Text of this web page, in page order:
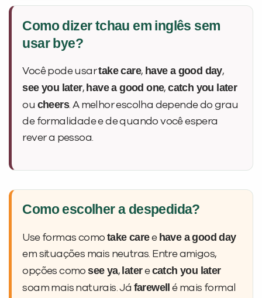
Como dizer tchau em inglês sem
usar bye?
Você pode usartake care, have a good day,
see you later, have a good one,catch you later
ou cheers. A melhor escolha depende do grau
de formalidade e de quando você espera
rever a pessoa.
Como escolher a despedida?
Use formas como take caree have a good day
em situações mais neutras. Entre amigos,
opções comosee ya, laterecatch you later
soam mais naturais. Já farewell é mais formal